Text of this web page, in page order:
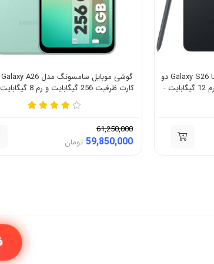
گوشی موبایل سامسونگ مدل Galaxy S26 Ultra دو
سیم‌کارت ظرفیت 256 گیگابایت و رم 12 گیگابایت -
کارت ظرفیت 256 گیگابایت و رم 8 گیگابایت - ویتنام
61,250,000
59,850,000 تومان